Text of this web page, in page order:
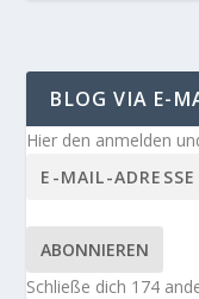
BLOG VIA E-
Hier den anmelden
ABONNIEREN
Schließe dich 174